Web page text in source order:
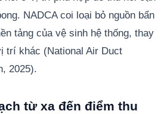
NADCA coi loại bỏ nguồn bẩn
tảng của vệ sinh hệ thống, thay
trí khác (National Air Duct
2025).
từ xa đến điểm thu